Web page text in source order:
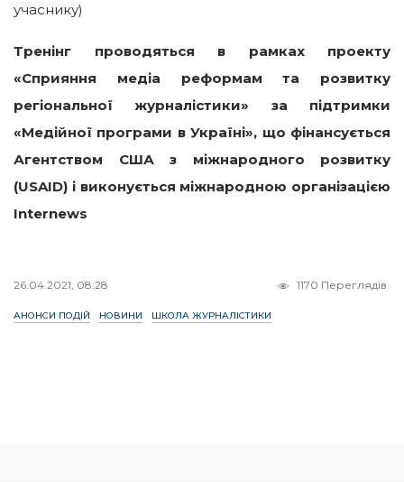
учаснику)
Тренінг проводяться в рамках проекту
«Сприяння медіа реформам та розвитку
регіональної журналістики» за підтримки
«Медійної програми в Україні», що фінансується
Агентством США з міжнародного розвитку
(USAID) і виконується міжнародною організацією
Internews
26.04.2021, 08:28 1170 Переглядів
АНОНСИ ПОДІЙ НОВИНИ ШКОЛА ЖУРНАЛІСТИКИ